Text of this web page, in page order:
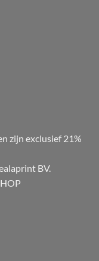
zijn exclusief 21%
BV.